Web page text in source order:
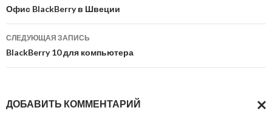
по
записям
Офис BlackBerry в Швеции
СЛЕДУЮЩАЯ ЗАПИСЬ
BlackBerry 10 для компьютера
ДОБАВИТЬ КОММЕНТАРИЙ